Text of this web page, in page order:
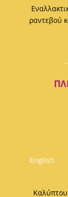
ραντεβού
English